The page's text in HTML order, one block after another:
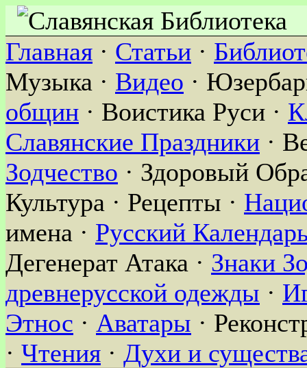
Главная · Статьи ·
Музыка · Видео ·
общин · Воистика Руси ·
Славянские Праздники ·
Зодчество · Здоровый
Культура · Рецепты ·
имена · Русский
Дегенерат Атака · Знаки
древнерусской одежды ·
Этнос · Аватары ·
· Чтения · Духи и